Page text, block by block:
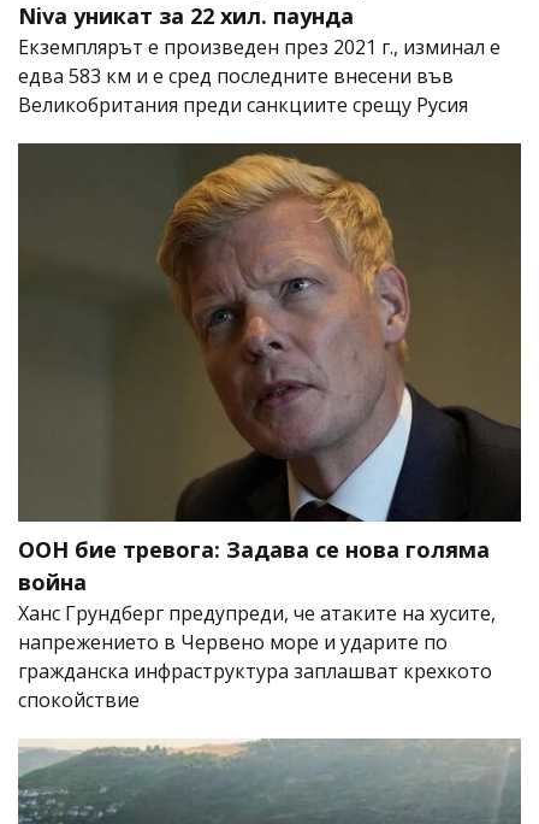
Niva уникат за 22 хил. паунда
Екземплярът е произведен през 2021 г., изминал е
едва 583 км и е сред последните внесени във
Великобритания преди санкциите срещу Русия
ООН бие тревога: Задава се нова голяма
война
Ханс Грундберг предупреди, че атаките на хусите,
напрежението в Червено море и ударите по
гражданска инфраструктура заплашват крехкото
спокойствие